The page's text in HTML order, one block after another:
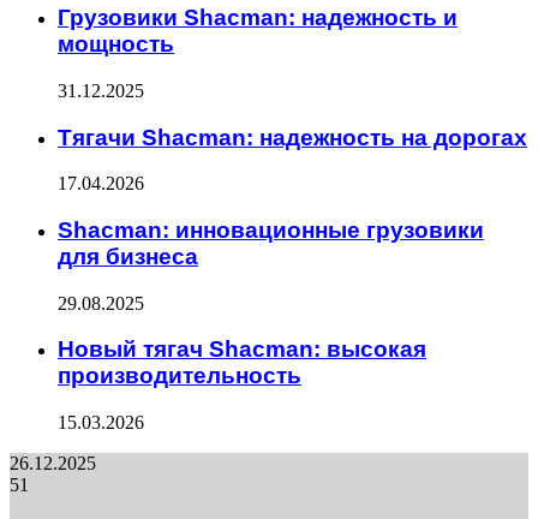
Грузовики Shacman: надежность и
мощность
31.12.2025
Тягачи Shacman: надежность на дорогах
17.04.2026
Shacman: инновационные грузовики
для бизнеса
29.08.2025
Новый тягач Shacman: высокая
производительность
15.03.2026
26.12.2025
51